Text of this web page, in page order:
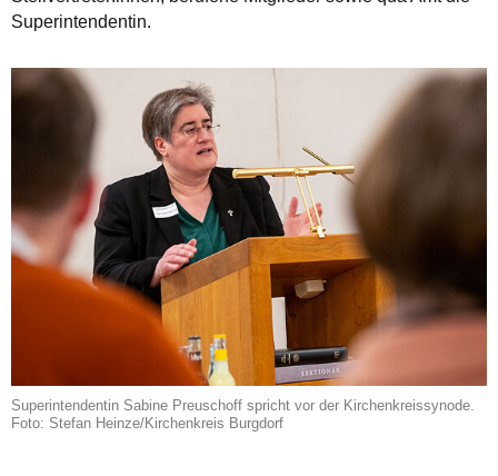
Superintendentin.
Superintendentin Sabine Preuschoff spricht vor der Kirchenkreissynode.
Foto: Stefan Heinze/Kirchenkreis Burgdorf